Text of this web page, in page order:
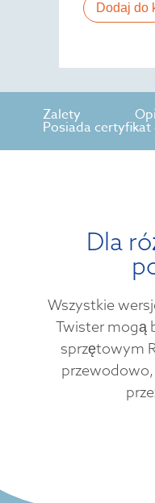
Dodaj do
Zalety
Posiada
Dla
Wszystkie
Twister mogą
sprzętowym